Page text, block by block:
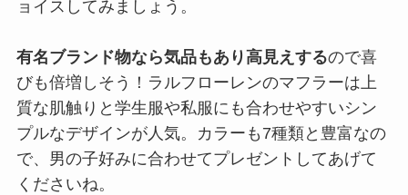
ョイスしてみましょう。
有名ブランド物なら気品もあり高見えするので喜
びも倍増しそう！ラルフローレンのマフラーは上
質な肌触りと学生服や私服にも合わせやすいシン
プルなデザインが人気。カラーも7種類と豊富なの
で、男の子好みに合わせてプレゼントしてあげて
くださいね。